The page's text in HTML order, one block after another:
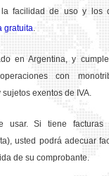
facilidad de uso y los
gratuita.
en Argentina, y
con
exentos de IVA.
usar. Si tiene facturas
usted podrá adecuar
de su comprobante.